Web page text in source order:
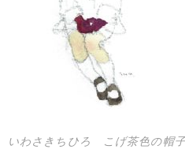
いわさきちひろ こげ茶色の帽